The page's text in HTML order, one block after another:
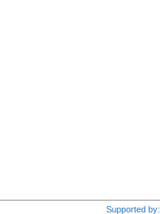
Supported by: